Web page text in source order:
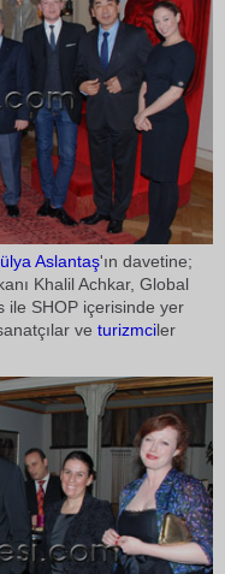
Aslantaş'ın davetine;
Khalil Achkar, Global
ile SHOP içerisinde yer
ve turizmciler